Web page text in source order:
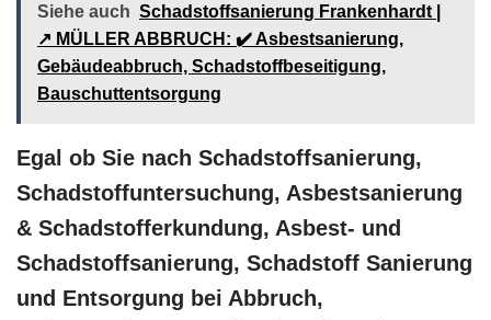
Siehe auch Schadstoffsanierung Frankenhardt |
↗️ MÜLLER ABBRUCH: ✔️ Asbestsanierung,
Gebäudeabbruch, Schadstoffbeseitigung,
Bauschuttentsorgung
Egal ob Sie nach Schadstoffsanierung,
Schadstoffuntersuchung, Asbestsanierung
& Schadstofferkundung, Asbest- und
Schadstoffsanierung, Schadstoff Sanierung
und Entsorgung bei Abbruch,